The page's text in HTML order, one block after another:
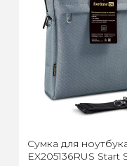
Сумка для
EX205136RUS Start